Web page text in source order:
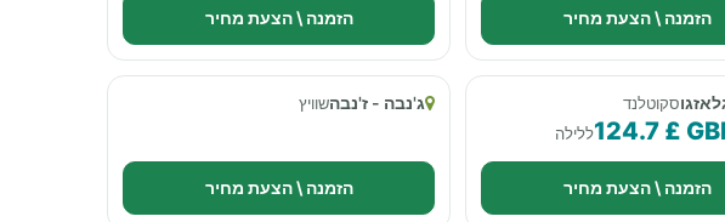
הזמנה \ הצעת מחיר הזמנה \ הצעת מחיר
סקוטלנד
124.7 £ללילה
הזמנה \ הצעת מחיר
ג'נבה - ז'נבהשוויץ
הזמנה \ הצעת מחיר